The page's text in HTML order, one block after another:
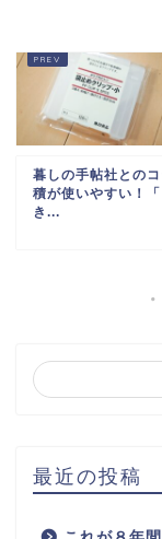
暮しの手帖社との
積が使いやすい！
き...
最近の投稿